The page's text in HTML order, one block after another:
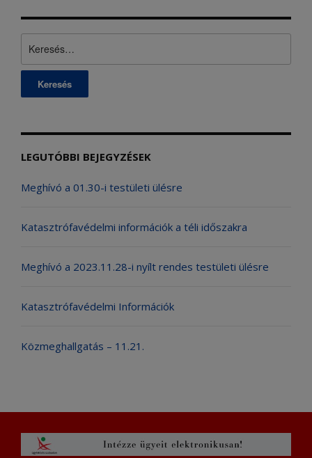
LEGUTÓBBI BEJEGYZÉSEK
Meghívó a 01.30-i testületi ülésre
Katasztrófavédelmi információk a téli időszakra
Meghívó a 2023.11.28-i nyílt rendes testületi ülésre
Katasztrófavédelmi Információk
Közmeghallgatás – 11.21.